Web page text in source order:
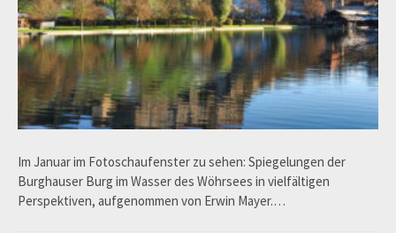
Im Januar im Fotoschaufenster zu sehen: Spiegelungen der
Burghauser Burg im Wasser des Wöhrsees in vielfältigen
Perspektiven, aufgenommen von Erwin Mayer.…